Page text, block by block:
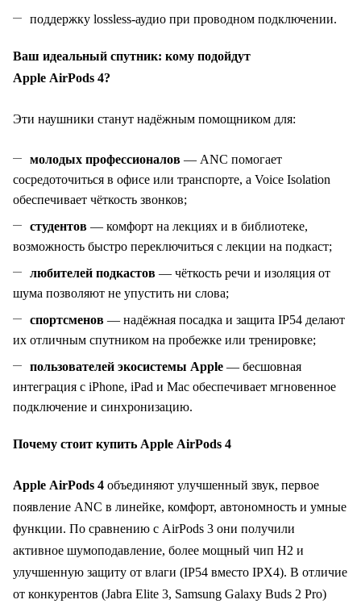
поддержку lossless‑аудио при проводном подключении.
Ваш идеальный спутник: кому подойдут
Apple AirPods 4?
Эти наушники станут надёжным помощником для:
молодых профессионалов — ANC помогает
сосредоточиться в офисе или транспорте, а Voice Isolation
обеспечивает чёткость звонков;
студентов — комфорт на лекциях и в библиотеке,
возможность быстро переключиться с лекции на подкаст;
любителей подкастов — чёткость речи и изоляция от
шума позволяют не упустить ни слова;
спортсменов — надёжная посадка и защита IP54 делают
их отличным спутником на пробежке или тренировке;
пользователей экосистемы Apple — бесшовная
интеграция с iPhone, iPad и Mac обеспечивает мгновенное
подключение и синхронизацию.
Почему стоит купить Apple AirPods 4
Apple AirPods 4 объединяют улучшенный звук, первое
появление ANC в линейке, комфорт, автономность и умные
функции. По сравнению с AirPods 3 они получили
активное шумоподавление, более мощный чип H2 и
улучшенную защиту от влаги (IP54 вместо IPX4). В отличие
от конкурентов (Jabra Elite 3, Samsung Galaxy Buds 2 Pro)